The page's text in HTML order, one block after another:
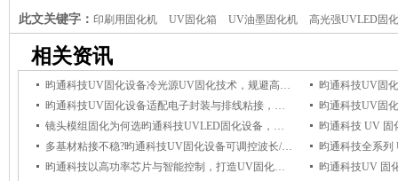
此文关键字： 印刷用固化机 UV固化箱 UV油墨固化机 高光强UVLED固
UV固化机 紫外光固化机
相关资讯
昀通科技UV固化设备冷光源UV固化技术，规避高温影响，保障电子组件品质
昀通科技UV固化设备适配电子封装与排线粘接，冷光源UV固化杜绝高温损伤
镜头模组固化为何选昀通科技UVLED固化设备，它能保障光学粘接牢固与透光稳定
多基材粘接不稳?昀通科技UV固化设备可调控波长/强度，适配金属/塑料/玻璃全场景适用
昀通科技以高功率芯片与智能控制，打造UV固化设备国产优选品牌